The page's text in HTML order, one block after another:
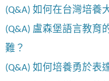
(Q&A) 如何在台灣培養
(Q&A) 盧森堡語言教育
難？
(Q&A) 如何培養勇於表